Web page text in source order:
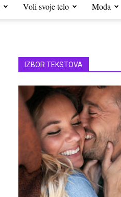
Voli svoje telo Moda
IZBOR TEKSTOVA